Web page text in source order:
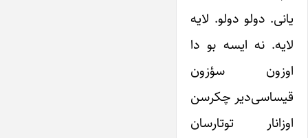
یانی. دولو دولو. لایه
لایه. نه ایسه بو دا
اوزون سؤزون
قیساسی‌دیر چکرسن
اوزانار توتارسان